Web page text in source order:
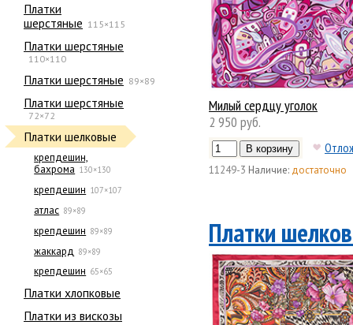
Платки
шерстяные 115×115
Платки шерстяные
110×110
Платки шерстяные 89×89
Платки шерстяные
72×72
Платки шелковые
крепдешин,
бахрома 130×130
крепдешин 107×107
атлас 89×89
крепдешин 89×89
жаккард 89×89
крепдешин 65×65
Платки хлопковые
Платки из вискозы
Милый сердцу уголок
2 950 руб.
11249-3 Наличие: достаточно
Платки